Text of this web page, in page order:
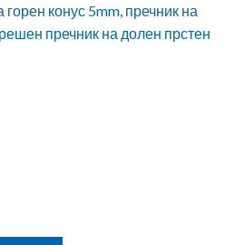
конус 5mm, пречник на
пречник на долен прстен